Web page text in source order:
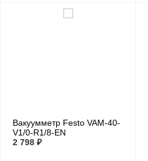
Вакуумметр Festo VAM-40-
V1/0-R1/8-EN
2 798 ₽